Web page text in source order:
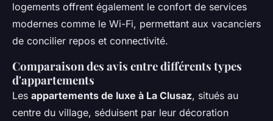
logements offrent également le confort de services
modernes comme le Wi-Fi, permettant aux vacanciers
de concilier repos et connectivité.
Comparaison des avis entre différents types
d'appartements
Les appartements de luxe à La Clusaz, situés au
centre du village, séduisent par leur décoration